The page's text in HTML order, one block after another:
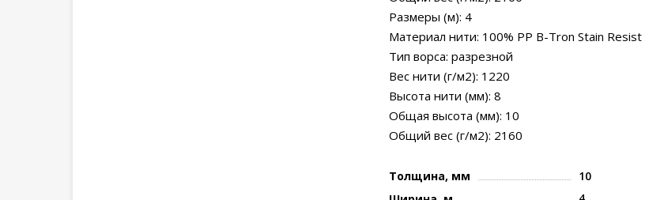
Размеры (м): 4
Материал нити: 100% PP B-Tron Stain Resist
Тип ворса: разрезной
Вес нити (г/м2): 1220
Высота нити (мм): 8
Общая высота (мм): 10
Общий вес (г/м2): 2160
Толщина, мм
10